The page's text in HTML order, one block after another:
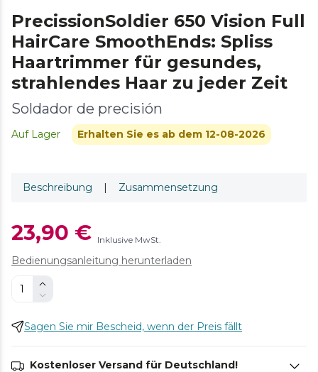
PrecissionSoldier 650 Vision Full
HairCare SmoothEnds: Spliss
Haartrimmer für gesundes,
strahlendes Haar zu jeder Zeit
Soldador de precisión
Auf Lager Erhalten Sie es ab dem 12-08-2026
Beschreibung | Zusammensetzung
23,90 € Inklusive MwSt.
Bedienungsanleitung herunterladen
Sagen Sie mir Bescheid, wenn der Preis fällt
Kostenloser Versand für Deutschland!